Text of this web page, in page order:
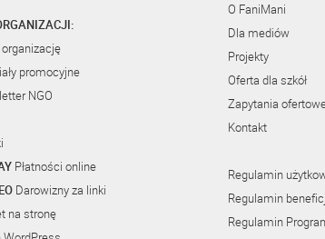
promocyjne
NGO
Płatności online
Darowizny za linki
na stronę
O FaniMani
Dla mediów
Projekty
Oferta dla szkół
Zapytania
Kontakt
Regulamin
Regulamin
Regulamin